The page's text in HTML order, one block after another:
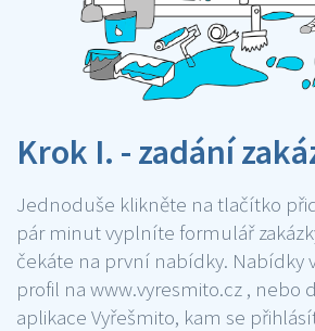
Krok I. - zadání
Jednoduše klikněte na tlačítko
pár minut vyplníte formulář
čekáte na první nabídky. Nabídky
profil na www.vyresmito.cz , nebo
aplikace Vyřešmito, kam se